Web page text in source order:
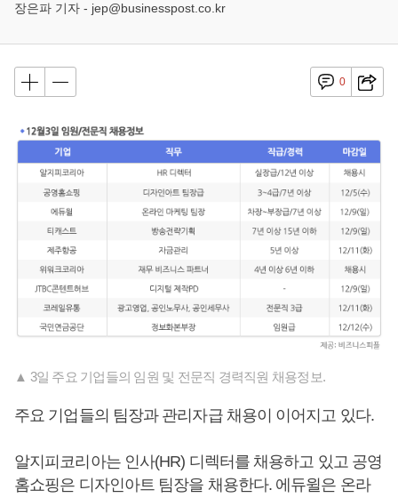
장은파 기자 - jep@businesspost.co.kr
0
▲ 3일 주요 기업들의 임원 및 전문직 경력직원 채용정보.
주요 기업들의 팀장과 관리자급 채용이 이어지고 있다.
알지피코리아는 인사(HR) 디렉터를 채용하고 있고 공영
홈쇼핑은 디자인아트 팀장을 채용한다. 에듀윌은 온라